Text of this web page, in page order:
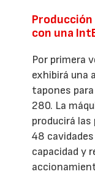
Producción
con una
Por primera
exhibirá una
tapones
280. La
producirá las
48
capacidad y